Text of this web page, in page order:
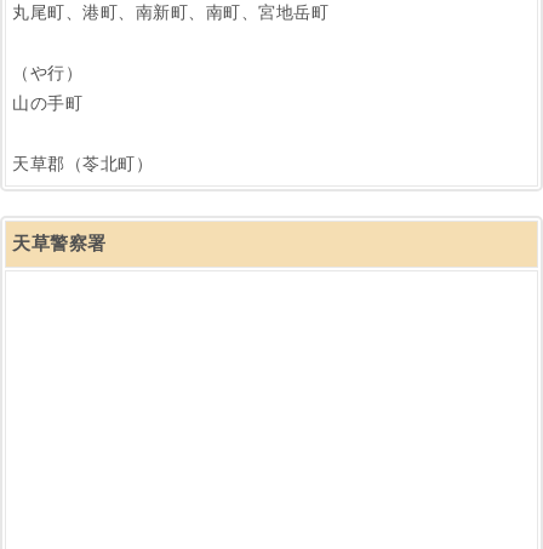
丸尾町、港町、南新町、南町、宮地岳町
（や行）
山の手町
天草郡（苓北町）
天草警察署